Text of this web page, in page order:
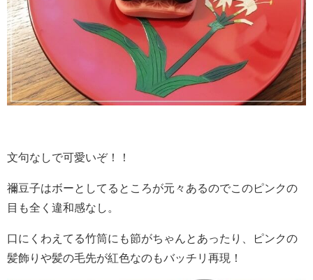
文句なしで可愛いぞ！！
禰豆子はボーとしてるところが元々あるのでこのピンクの
目も全く違和感なし。
口にくわえてる竹筒にも節がちゃんとあったり、ピンクの
髪飾りや髪の毛先が紅色なのもバッチリ再現！